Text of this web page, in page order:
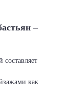
–
как